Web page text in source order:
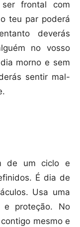
frontal com
teu par poderá
deverás
no vosso
morno e sem
sentir mal-
de um ciclo e
É dia de
Usa uma
e proteção. No
mesmo e